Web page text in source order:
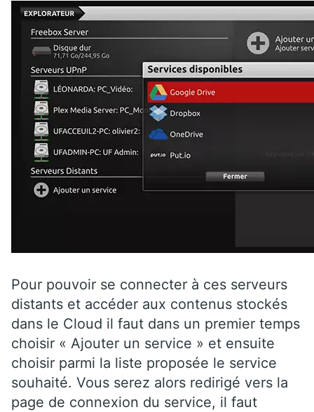
Pour pouvoir se connecter à ces serveurs
distants et accéder aux contenus stockés
dans le Cloud il faut dans un premier temps
choisir « Ajouter un service » et ensuite
choisir parmi la liste proposée le service
souhaité. Vous serez alors redirigé vers la
page de connexion du service, il faut